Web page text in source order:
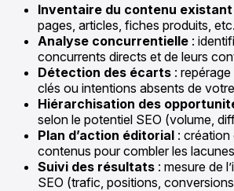
Inventaire du contenu existant
pages, articles, fiches produits, etc.
Analyse concurrentielle :
concurrents directs et de leurs
Détection des écarts :
clés ou intentions absents de
Hiérarchisation des
selon le potentiel SEO (volume,
Plan d’action éditorial :
contenus pour combler les
Suivi des résultats : mesure de
SEO (trafic, positions,